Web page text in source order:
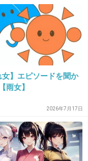
-12
-2
女】エピソードを聞か
雨女】
2026年7月17日